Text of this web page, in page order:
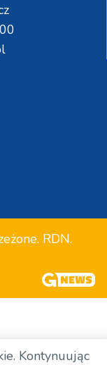
RDN.
Kontynuując